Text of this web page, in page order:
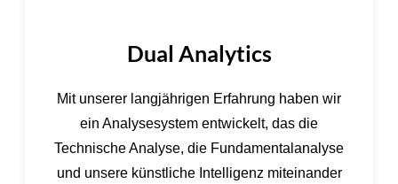
Dual Analytics
Mit unserer langjährigen Erfahrung haben wir
ein Analysesystem entwickelt, das die
Technische Analyse, die Fundamentalanalyse
und unsere künstliche Intelligenz miteinander